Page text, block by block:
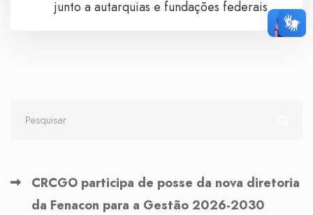
junto a autarquias e fundações federais
CRCGO participa de posse da nova diretoria
da Fenacon para a Gestão 2026-2030